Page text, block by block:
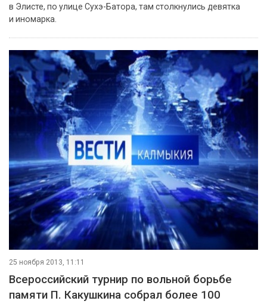
в Элисте, по улице Сухэ-Батора, там столкнулись девятка
и иномарка.
25 ноября 2013, 11:11
Всероссийский турнир по вольной борьбе
памяти П. Какушкина собрал более 100